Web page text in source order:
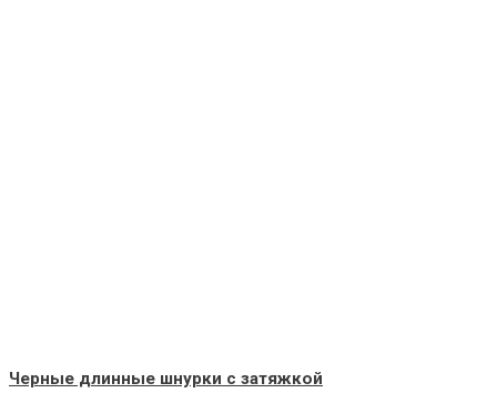
Черные длинные шнурки с затяжкой